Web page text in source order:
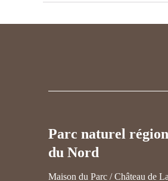
Parc naturel
du Nord
Maison du Parc / Château de